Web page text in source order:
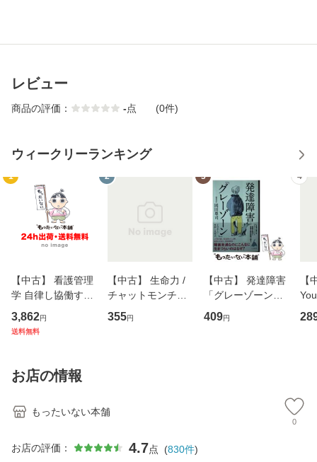
レビュー
商品の評価： -点 (0件)
ウィークリーランキング
1
【中古】 看護管理
学 自律し協働する
専門職の看護マネ
ジメントスキル 改
恵 藤本幸三 / 南江
堂 [単行
3,862円
送料無料
2
【中古】 生命力 /
チャットモンチー /
キューンレコード
[CD]【メール便送
355円
3
【中古】 発達障害
「グレーゾーン」
その正しい理解と
克服法 (SB新書 57
409円
4
【
のが
お店の情報
もったいない本舗
0
お店の評価： 4.7点 (830件)